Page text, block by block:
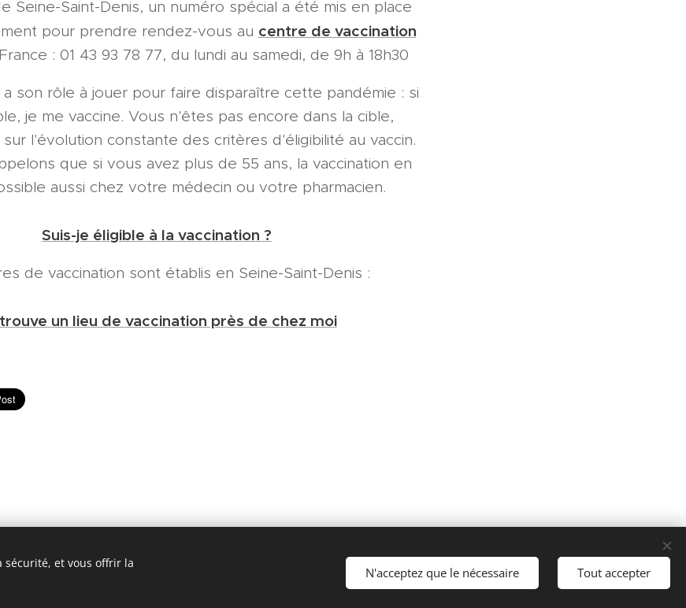
Seine-Saint-Denis, un numéro spécial a été mis en place
pour prendre rendez-vous au centre de vaccination
: 01 43 93 78 77, du lundi au samedi, de 9h à 18h30
son rôle à jouer pour faire disparaître cette pandémie : si
je me vaccine. Vous n'êtes pas encore dans la cible,
l'évolution constante des critères d'éligibilité au vaccin.
que si vous avez plus de 55 ans, la vaccination en
aussi chez votre médecin ou votre pharmacien.
Suis-je éligible à la vaccination ?
de vaccination sont établis en Seine-Saint-Denis :
un lieu de vaccination près de chez moi
: 12 Place du Caquet, 93200 Saint-Denis. Tous droits réservés.
sécurité, et vous offrir la
N'acceptez que le nécessaire Tout accepter